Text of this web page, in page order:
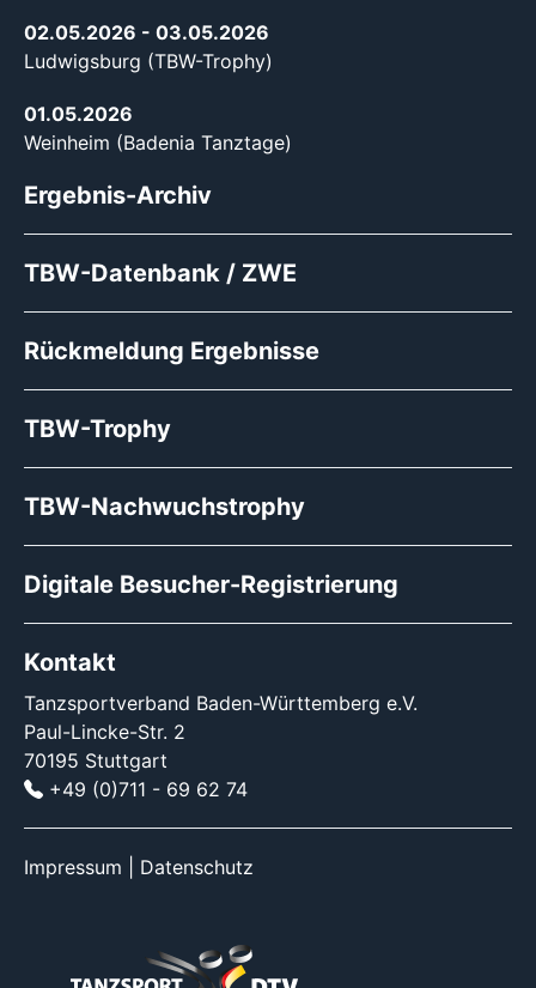
02.05.2026 - 03.05.2026
Ludwigsburg (TBW-Trophy)
01.05.2026
Weinheim (Badenia Tanztage)
Ergebnis-Archiv
TBW-Datenbank / ZWE
Rückmeldung Ergebnisse
TBW-Trophy
TBW-Nachwuchstrophy
Digitale Besucher-Registrierung
Kontakt
Tanzsportverband Baden-Württemberg e.V.
Paul-Lincke-Str. 2
70195 Stuttgart
+49 (0)711 - 69 62 74
Impressum Datenschutz